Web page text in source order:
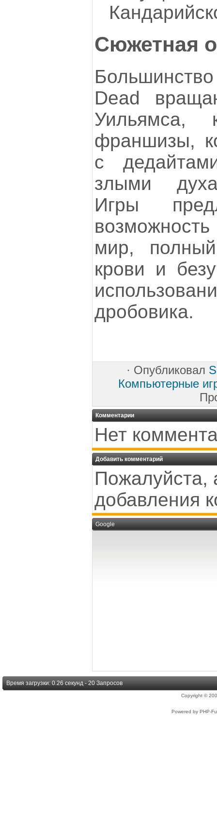
Сюжетная
Dead
Уильямса,
франшизы,
с
злыми
Игры
мир,
крови и
дробовика.
· Опубликовал
Компьютерные
Комментарии
Нет
Добавить комментарий
Пожалуйста,
добавления
Google
Время загрузки: 0.26 секунд - 20 Запросов
Copyright ©
Powered by PHP-